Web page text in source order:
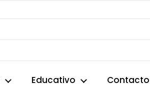
Educativo Contacto